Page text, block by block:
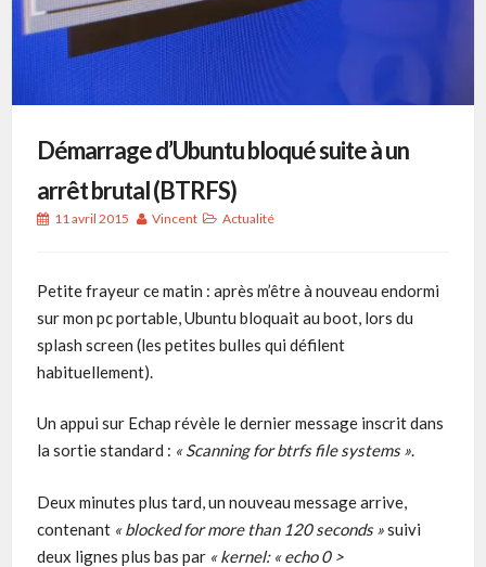
Démarrage d’Ubuntu bloqué suite à un
arrêt brutal (BTRFS)
11 avril 2015 Vincent Actualité
Petite frayeur ce matin : après m’être à nouveau endormi
sur mon pc portable, Ubuntu bloquait au boot, lors du
splash screen (les petites bulles qui défilent
habituellement).
Un appui sur Echap révèle le dernier message inscrit dans
la sortie standard : « Scanning for btrfs file systems ».
Deux minutes plus tard, un nouveau message arrive,
contenant « blocked for more than 120 seconds »suivi
deux lignes plus bas par « kernel: « echo 0 >